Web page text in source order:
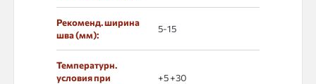
Рекоменд. ширина
шва (мм):
5-15
Температурн.
условия при
+5 +30